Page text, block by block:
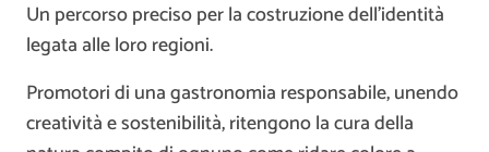
Un percorso preciso per la costruzione dell’identità
legata alle loro regioni.
Promotori di una gastronomia responsabile, unendo
creatività e sostenibilità, ritengono la cura della